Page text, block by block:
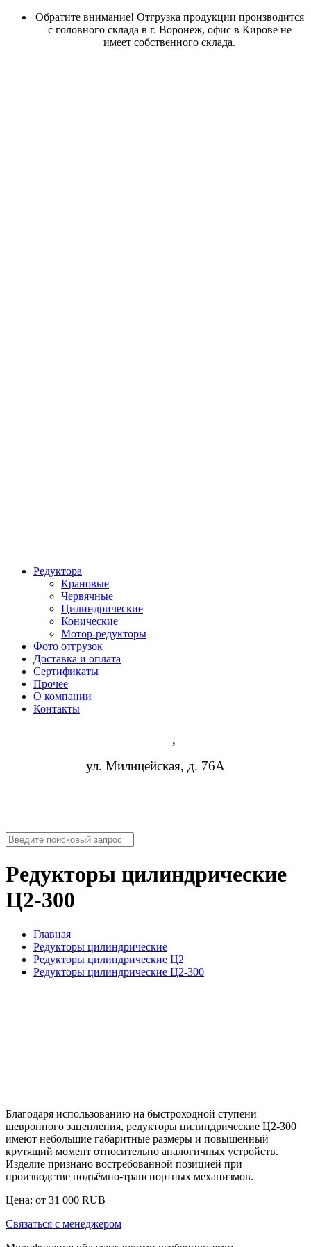
Обратите внимание! Отгрузка продукции производится
с головного склада в г. Воронеж, офис в Кирове не
имеет собственного склада.
Редуктора
Крановые
Червячные
Цилиндрические
Конические
Мотор-редукторы
Фото отгрузок
Доставка и оплата
Сертификаты
Прочее
О компании
Контакты
,
ул. Милицейская, д. 76А
Редукторы цилиндрические
Ц2-300
Главная
Редукторы цилиндрические
Редукторы цилиндрические Ц2
Редукторы цилиндрические Ц2-300
Благодаря использованию на быстроходной ступени
шевронного зацепления, редукторы цилиндрические Ц2-300
имеют небольшие габаритные размеры и повышенный
крутящий момент относительно аналогичных устройств.
Изделие признано востребованной позицией при
производстве подъёмно-транспортных механизмов.
Цена: от 31 000 RUB
Связаться с менеджером